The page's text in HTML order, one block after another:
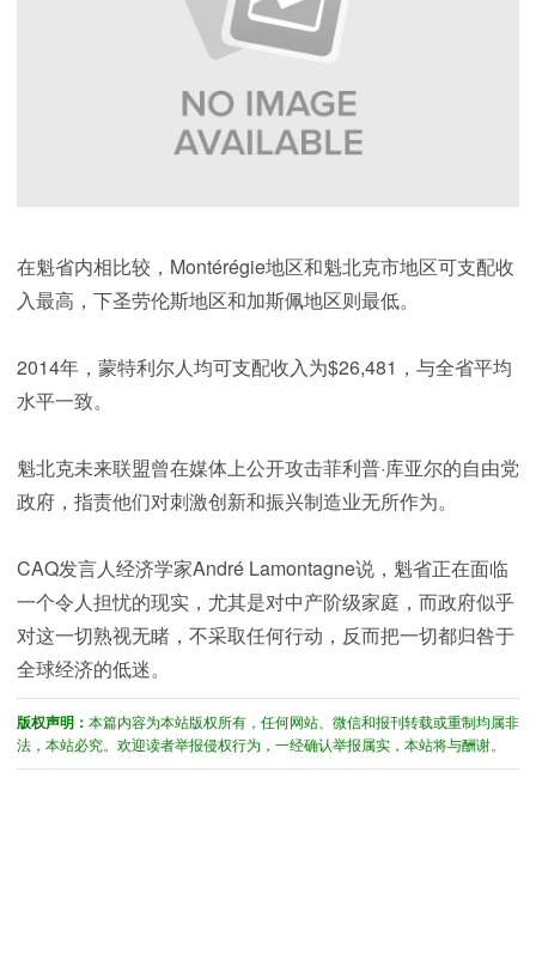
在魁省内相比较，Montérégie地区和魁北克市地区可支配收
入最高，下圣劳伦斯地区和加斯佩地区则最低。
2014年，蒙特利尔人均可支配收入为$26,481，与全省平均
水平一致。
魁北克未来联盟曾在媒体上公开攻击菲利普·库亚尔的自由党
政府，指责他们对刺激创新和振兴制造业无所作为。
CAQ发言人经济学家André Lamontagne说，魁省正在面临
一个令人担忧的现实，尤其是对中产阶级家庭，而政府似乎
对这一切熟视无睹，不采取任何行动，反而把一切都归咎于
全球经济的低迷。
版权声明： 本篇内容为本站版权所有，任何网站、微信和报刊转载或重制均属非
法，本站必究。欢迎读者举报侵权行为，一经确认举报属实，本站将与酬谢。